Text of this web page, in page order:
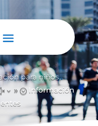
para niños,
Información